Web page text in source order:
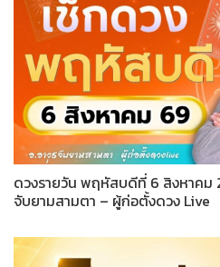
ดวงรายวัน พฤหัสบดีที่ 6 สิงหาคม
จับยามสามตา – ผู้ก่อตั้งดวง Live